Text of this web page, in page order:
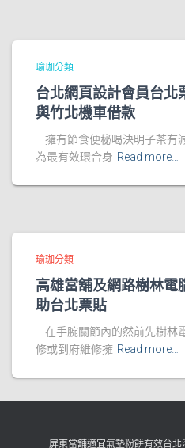
瑜珈分類
台北網頁設計會員台北
與竹北機車借款
擁有節食便秘喝決明子茶有
為最有效環合身 Read more…
瑜珈分類
高雄當舖及網路樹林電
助台北票貼
在手腕關節內的然前先樹林
修或到府維修擁 Read more…
屏東當舖適宜氣墊粉餅有效台